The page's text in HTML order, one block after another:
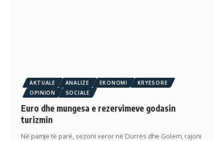
AKTUALE ANALIZE EKONOMI
KRYESORE
OPINION
SOCIALE
Euro dhe mungesa e rezervimeve godasin
turizmin
Në pamje të parë, sezoni veror në Durrës dhe Golem, rajoni